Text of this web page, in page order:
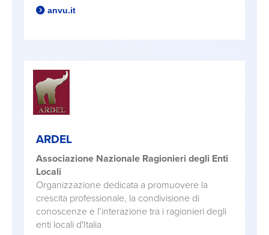
anvu.it
ARDEL
Associazione Nazionale Ragionieri degli Enti
Locali
Organizzazione dedicata a promuovere la
crescita professionale, la condivisione di
conoscenze e l’interazione tra i ragionieri degli
enti locali d'Italia